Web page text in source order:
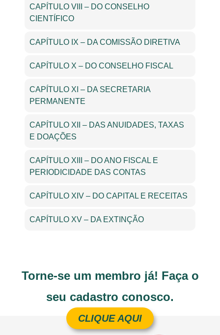
CAPÍTULO VIII – DO CONSELHO
CIENTÍFICO
CAPÍTULO IX – DA COMISSÃO DIRETIVA
CAPÍTULO X – DO CONSELHO FISCAL
CAPÍTULO XI – DA SECRETARIA
PERMANENTE
CAPÍTULO XII – DAS ANUIDADES, TAXAS
E DOAÇÕES
CAPÍTULO XIII – DO ANO FISCAL E
PERIODICIDADE DAS CONTAS
CAPÍTULO XIV – DO CAPITAL E RECEITAS
CAPÍTULO XV – DA EXTINÇÃO
Torne-se um membro já! Faça o
seu cadastro conosco.
CLIQUE AQUI